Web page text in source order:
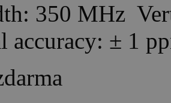
350 MHz
accuracy: ± 1